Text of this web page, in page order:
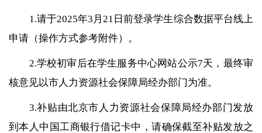
1.请于2025年3月21日前登录学生综合数据平台线上
申请（操作方式参考附件）。
2.学校初审后在学生服务中心网站公示7天，最终审
核意见以市人力资源社会保障局经办部门为准。
3.补贴由北京市人力资源社会保障局经办部门发放
到本人中国工商银行借记卡中，请确保截至补贴发放之